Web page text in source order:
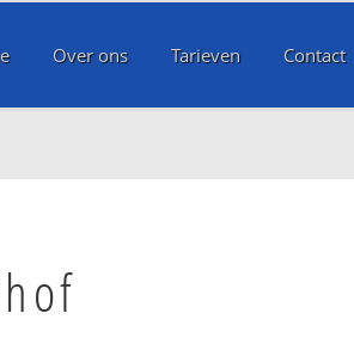
Over ons Tarieven Contact